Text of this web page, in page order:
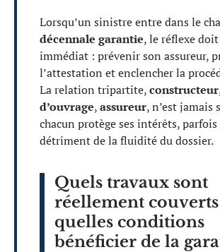
Lorsqu’un sinistre entre dans le
décennale garantie, le réflexe
immédiat : prévenir son assureur,
l’attestation et enclencher la
La relation tripartite,constructeur
d’ouvrage,assureur, n’est jamais
chacun protège ses intérêts, parfois
détriment de la fluidité du dossier.
Quels travaux sont
réellement couverts
quelles conditions
bénéficier de la